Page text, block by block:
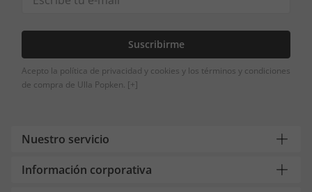
Suscribirme
Acepto la política de privacidad y cookies y los términos y condiciones
de compra de Ulla Popken. [+]
Nuestro servicio
Información corporativa